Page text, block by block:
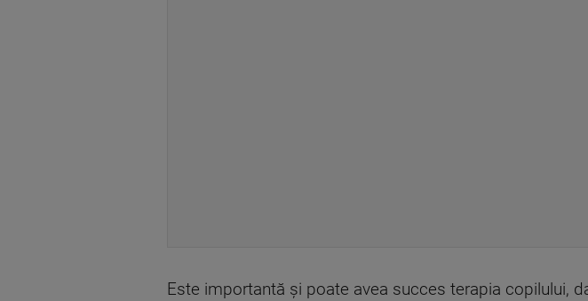
Este importantă și poate avea succes terapia copilului,